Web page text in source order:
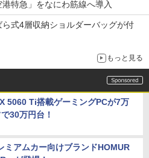
特急」をなにわ筋線へ導入
式4層収納ショルダーバッグが付
もっと見る
5060 Ti搭載ゲーミングPCが7万
30万円台！
ミアムカー向けブランドHOMUR